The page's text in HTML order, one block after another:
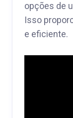
opções de
Isso
e eficiente.